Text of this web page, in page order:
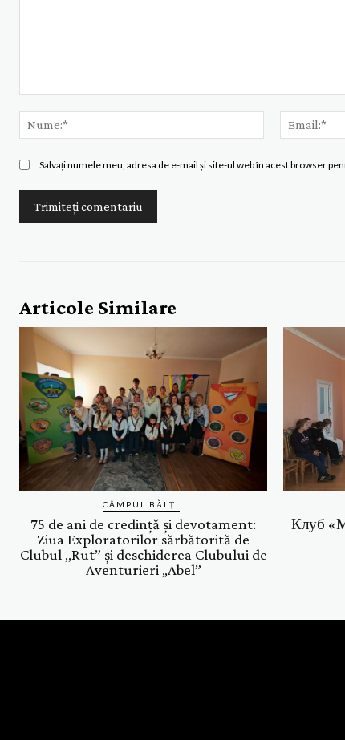
Nume:*
Salvați numele meu, adresa de e-mail și site-ul web în acest browser
Articole Similare
CÂMPUL BĂLȚI
75 de ani de credință și devotament:
Ziua Exploratorilor sărbătorită de
Clubul ,,Rut” și deschiderea Clubului de
Aventurieri „Abel”
Клуб